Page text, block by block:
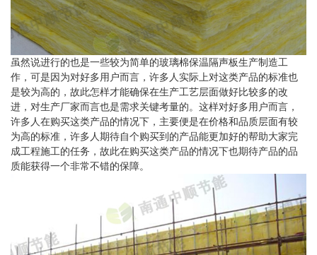
虽然说进行的也是一些较为简单的玻璃棉保温隔声板生产制造工
作，可是因为对好多用户而言，许多人实际上对这类产品的标准也
是较为高的，故此怎样才能确保在生产工艺层面做好比较多的改
进，对生产厂家而言也是需求关键考量的。这样对好多用户而言，
许多人在购买这类产品的情况下，主要便是在价格和品质层面有较
为高的标准，许多人期待自个购买到的产品能更加好的帮助大家完
成工程施工的任务，故此在购买这类产品的情况下也期待产品的品
质能获得一个非常不错的保障。